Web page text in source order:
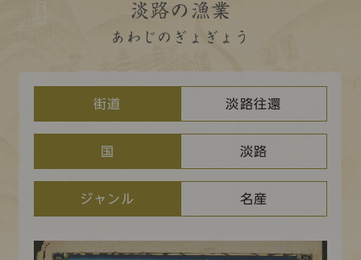
淡路の漁業
あわじのぎょぎょう
街道 淡路往還
国 淡路
ジャンル 名産
languages
青
languages
日本語 中文簡体